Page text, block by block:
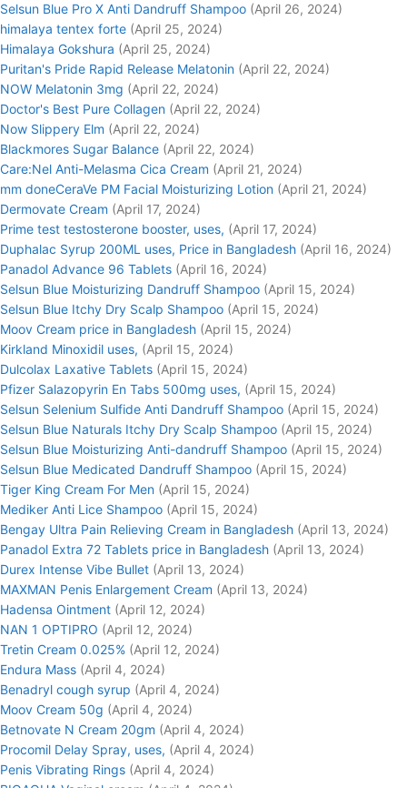
Selsun Blue Pro X Anti Dandruff Shampoo (April 26, 2024)
himalaya tentex forte (April 25, 2024)
Himalaya Gokshura (April 25, 2024)
Puritan's Pride Rapid Release Melatonin (April 22, 2024)
NOW Melatonin 3mg (April 22, 2024)
Doctor's Best Pure Collagen (April 22, 2024)
Now Slippery Elm (April 22, 2024)
Blackmores Sugar Balance (April 22, 2024)
Care:Nel Anti-Melasma Cica Cream (April 21, 2024)
mm doneCeraVe PM Facial Moisturizing Lotion (April 21, 2024)
Dermovate Cream (April 17, 2024)
Prime test testosterone booster, uses, (April 17, 2024)
Duphalac Syrup 200ML uses, Price in Bangladesh (April 16, 2024)
Panadol Advance 96 Tablets (April 16, 2024)
Selsun Blue Moisturizing Dandruff Shampoo (April 15, 2024)
Selsun Blue Itchy Dry Scalp Shampoo (April 15, 2024)
Moov Cream price in Bangladesh (April 15, 2024)
Kirkland Minoxidil uses, (April 15, 2024)
Dulcolax Laxative Tablets (April 15, 2024)
Pfizer Salazopyrin En Tabs 500mg uses, (April 15, 2024)
Selsun Selenium Sulfide Anti Dandruff Shampoo (April 15, 2024)
Selsun Blue Naturals Itchy Dry Scalp Shampoo (April 15, 2024)
Selsun Blue Moisturizing Anti-dandruff Shampoo (April 15, 2024)
Selsun Blue Medicated Dandruff Shampoo (April 15, 2024)
Tiger King Cream For Men (April 15, 2024)
Mediker Anti Lice Shampoo (April 15, 2024)
Bengay Ultra Pain Relieving Cream in Bangladesh (April 13, 2024)
Panadol Extra 72 Tablets price in Bangladesh (April 13, 2024)
Durex Intense Vibe Bullet (April 13, 2024)
MAXMAN Penis Enlargement Cream (April 13, 2024)
Hadensa Ointment (April 12, 2024)
NAN 1 OPTIPRO (April 12, 2024)
Tretin Cream 0.025% (April 12, 2024)
Endura Mass (April 4, 2024)
Benadryl cough syrup (April 4, 2024)
Moov Cream 50g (April 4, 2024)
Betnovate N Cream 20gm (April 4, 2024)
Procomil Delay Spray, uses, (April 4, 2024)
Penis Vibrating Rings (April 4, 2024)